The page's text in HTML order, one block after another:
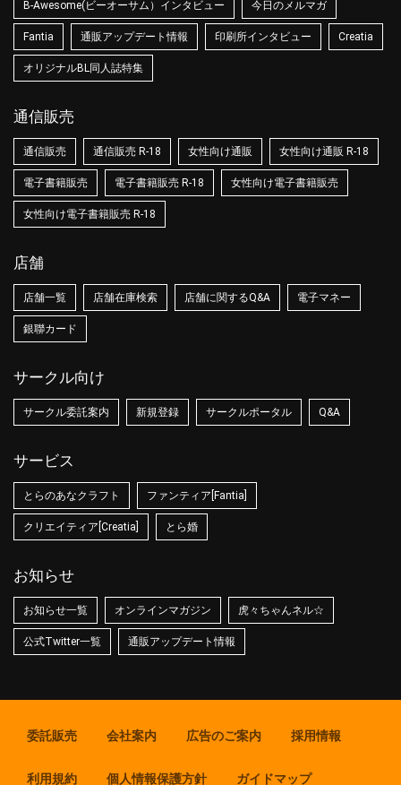
B-Awesome(ビーオーサム）インタビュー 今日のメルマガ
Fantia 通販アップデート情報 印刷所インタビュー Creatia
オリジナルBL同人誌特集
通信販売
通信販売 通信販売 R-18 女性向け通販 女性向け通販 R-18
電子書籍販売 電子書籍販売 R-18 女性向け電子書籍販売
女性向け電子書籍販売 R-18
店舗
店舗一覧 店舗在庫検索 店舗に関するQ&A 電子マネー
銀聯カード
サークル向け
サークル委託案内 新規登録 サークルポータル Q&A
サービス
とらのあなクラフト ファンティア[Fantia]
クリエイティア[Creatia] とら婚
お知らせ
お知らせ一覧 オンラインマガジン 虎々ちゃんネル☆
公式Twitter一覧 通販アップデート情報
委託販売 会社案内 広告のご案内 採用情報
利用規約 個人情報保護方針 ガイドマップ